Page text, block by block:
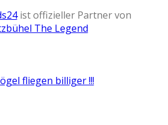
ist offizieller Partner von
fliegen billiger !!!